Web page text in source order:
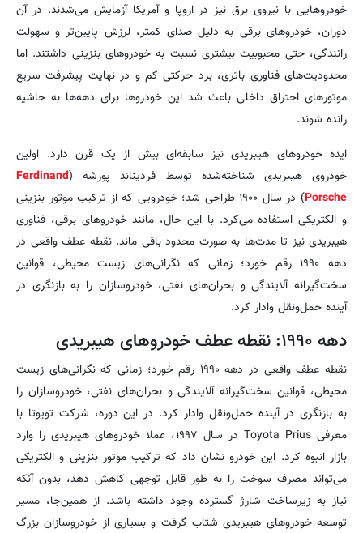
خودروهایی با نیروی برق نیز در اروپا و آمریکا آزمایش می‌شدند. در آن
دوران، خودروهای برقی به دلیل صدای کمتر، لرزش پایین‌تر و سهولت
رانندگی، حتی محبوبیت بیشتری نسبت به خودروهای بنزینی داشتند. اما
محدودیت‌های فناوری باتری، برد حرکتی کم و در نهایت پیشرفت سریع
موتورهای احتراق داخلی باعث شد این خودروها برای دهه‌ها به حاشیه
رانده شوند.
ایده خودروهای هیبریدی نیز سابقه‌ای بیش از یک قرن دارد. اولین
خودروی هیبریدی شناخته‌شده توسط فردیناند پورشه (Ferdinand
Porsche
) در سال ۱۹۰۰ طراحی شد؛ خودرویی که از ترکیب موتور بنزینی
و الکتریکی استفاده می‌کرد. با این حال، مانند خودروهای برقی، فناوری
هیبریدی نیز تا مدت‌ها به صورت محدود باقی ماند. نقطه عطف واقعی در
دهه ۱۹۹۰ رقم خورد؛ زمانی که نگرانی‌های زیست محیطی، قوانین
سخت‌گیرانه آلایندگی و بحران‌های نفتی، خودروسازان را به بازنگری در
آینده حمل‌ونقل وادار کرد.
دهه ۱۹۹۰: نقطه عطف خودروهای هیبریدی
نقطه عطف واقعی در دهه ۱۹۹۰ رقم خورد؛ زمانی که نگرانی‌های زیست
محیطی، قوانین سخت‌گیرانه آلایندگی و بحران‌های نفتی، خودروسازان را
به بازنگری در آینده حمل‌ونقل وادار کرد. در این دوره، شرکت تویوتا با
معرفی Toyota Prius در سال ۱۹۹۷، عملا خودروهای هیبریدی را وارد
بازار انبوه کرد. این خودرو نشان داد که ترکیب موتور بنزینی و الکتریکی
می‌تواند مصرف سوخت را به طور قابل توجهی کاهش دهد، بدون آنکه
نیاز به زیرساخت شارژ گسترده وجود داشته باشد. از همین‌جا، مسیر
توسعه خودروهای هیبریدی شتاب گرفت و بسیاری از خودروسازان بزرگ